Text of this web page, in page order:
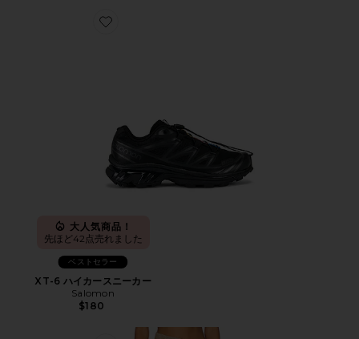
Favorite XT-6 ハイカースニーカー
大人気商品！
先ほど42点売れました
ベストセラー
XT-6 ハイカースニーカー
Salomon
$180